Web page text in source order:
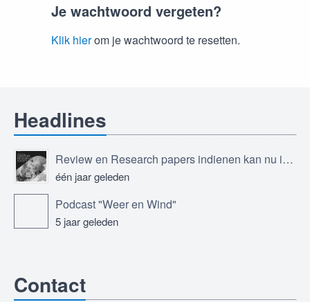
Je wachtwoord vergeten?
Klik hierom je wachtwoord te resetten.
Headlines
Review en Research papers indienen kan nu in Journal of the European Meteorological Society
één jaar geleden
Podcast "Weer en Wind"
5 jaar geleden
Contact